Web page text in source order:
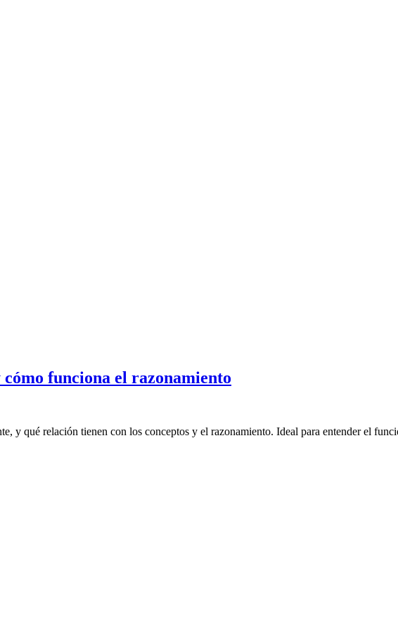
cómo funciona el razonamiento
y qué relación tienen con los conceptos y el razonamiento. Ideal para entender el